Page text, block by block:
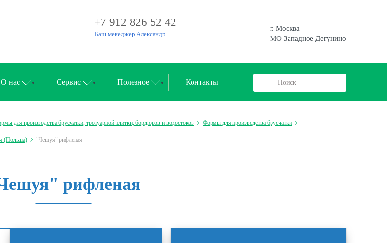
+7 912 826 52 42
Ваш менеджер Александр
г. Москва
МО Западное Дегунино
О нас Сервис Полезное Контакты
для производства брусчатки, тротуарной плитки, бордюров и водостоков Формы для производства брусчатки
(Польша) "Чешуя" рифленая
рифленая